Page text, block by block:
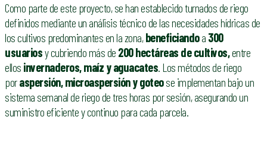
Como parte de este proyecto, se han establecido turnados de riego
definidos mediante un análisis técnico de las necesidades hídricas de
los cultivos predominantes en la zona,beneficiandoa 300
usuariosy cubriendo más de 200 hectáreas de cultivos,entre
ellos invernaderos, maíz y aguacates. Los métodos de riego
poraspersión, microaspersión y goteose implementan bajo un
sistema semanal de riego de tres horas por sesión, asegurando un
suministro eficiente y continuo para cada parcela.